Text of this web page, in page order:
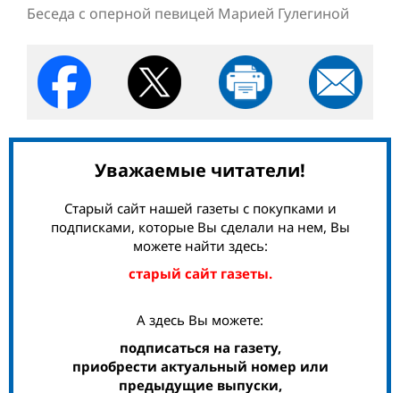
Беседа с оперной певицей Марией Гулегиной
Уважаемые читатели!
Старый сайт нашей газеты с покупками и
подписками, которые Вы сделали на нем, Вы
можете найти здесь:
старый сайт газеты.
А здесь Вы можете:
подписаться на газету,
приобрести актуальный номер или
предыдущие выпуски,